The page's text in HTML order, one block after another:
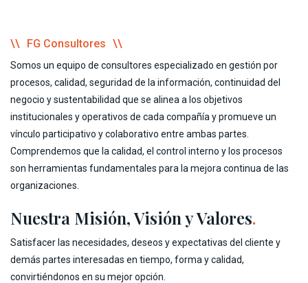
FG Consultores
Somos un equipo de consultores especializado en gestión por
procesos, calidad, seguridad de la información, continuidad del
negocio y sustentabilidad que se alinea a los objetivos
institucionales y operativos de cada compañía y promueve un
vínculo participativo y colaborativo entre ambas partes.
Comprendemos que la calidad, el control interno y los procesos
son herramientas fundamentales para la mejora continua de las
organizaciones.
Nuestra Misión, Visión y Valores.
Satisfacer las necesidades, deseos y expectativas del cliente y
demás partes interesadas en tiempo, forma y calidad,
convirtiéndonos en su mejor opción.